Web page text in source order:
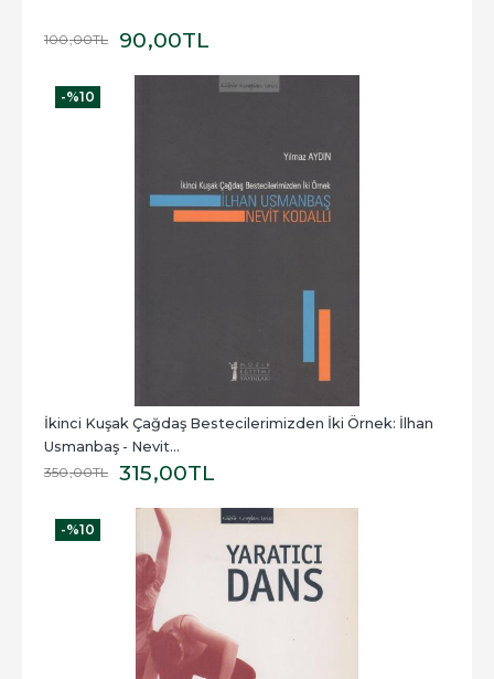
100,00TL 90,00TL
-%10
İkinci Kuşak Çağdaş Bestecilerimizden İki Örnek: İlhan
Usmanbaş - Nevit...
350,00TL 315,00TL
-%10